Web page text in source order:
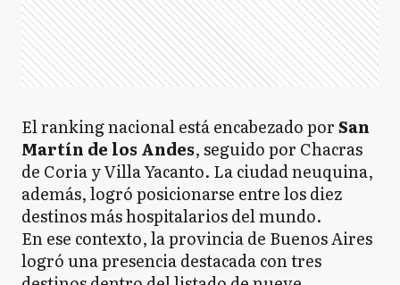
El ranking nacional está encabezado porSan
Martín de los Andes, seguido por Chacras
de Coria y Villa Yacanto. La ciudad neuquina,
además, logró posicionarse entre los diez
destinos más hospitalarios del mundo.
En ese contexto, la provincia de Buenos Aires
logró una presencia destacada con tres